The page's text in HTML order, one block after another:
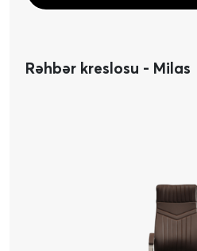
Rəhbər kreslosu - Milas